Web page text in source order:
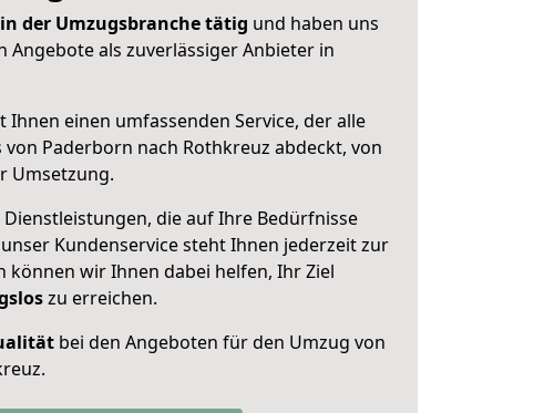
der Umzugsbranche tätig und haben uns
als zuverlässiger Anbieter in
Ihnen einen umfassenden Service, der alle
Paderborn nach Rothkreuz abdeckt, von
Umsetzung.
die auf Ihre Bedürfnisse
Kundenservice steht Ihnen jederzeit zur
können wir Ihnen dabei helfen, Ihr Ziel
zu erreichen.
bei den Angeboten für den Umzug von